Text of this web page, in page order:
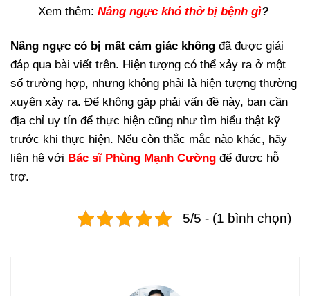
Xem thêm: Nâng ngực khó thở bị bệnh gì?
Nâng ngực có bị mất cảm giác không đã được giải
đáp qua bài viết trên. Hiện tượng có thể xảy ra ở một
số trường hợp, nhưng không phải là hiện tượng thường
xuyên xảy ra. Để không gặp phải vấn đề này, bạn cần
địa chỉ uy tín để thực hiện cũng như tìm hiểu thật kỹ
trước khi thực hiện. Nếu còn thắc mắc nào khác, hãy
liên hệ với Bác sĩ Phùng Mạnh Cường để được hỗ
trợ.
5/5 - (1 bình chọn)